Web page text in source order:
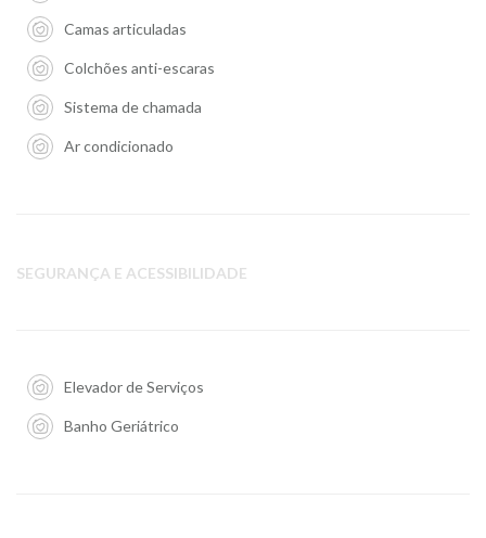
Camas articuladas
Colchões anti-escaras
Sistema de chamada
Ar condicionado
SEGURANÇA E ACESSIBILIDADE
Elevador de Serviços
Banho Geriátrico